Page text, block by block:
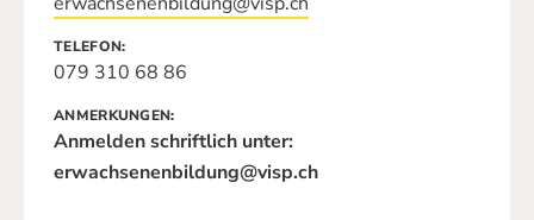
TELEFON
079 310 68 86
ANMERKUNGEN
Anmelden schriftlich unter:
erwachsenenbildung@visp.ch